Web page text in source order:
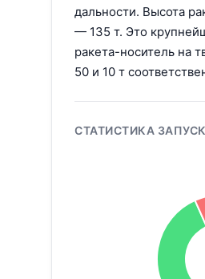
дальности. Высота
— 135 т. Это
ракета-носитель на
50 и 10 т
СТАТИСТИКА